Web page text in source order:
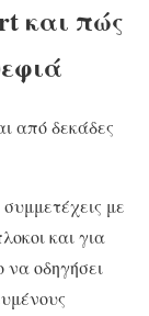
και πώς
από δεκάδες
με
και για
να οδηγήσει